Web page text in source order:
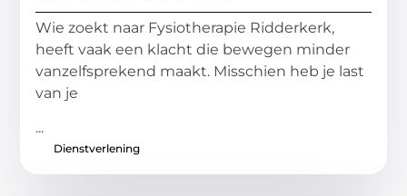
Wie zoekt naar Fysiotherapie Ridderkerk,
heeft vaak een klacht die bewegen minder
vanzelfsprekend maakt. Misschien heb je last
van je
...
Dienstverlening